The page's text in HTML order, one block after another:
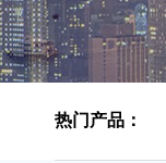
热门产品：